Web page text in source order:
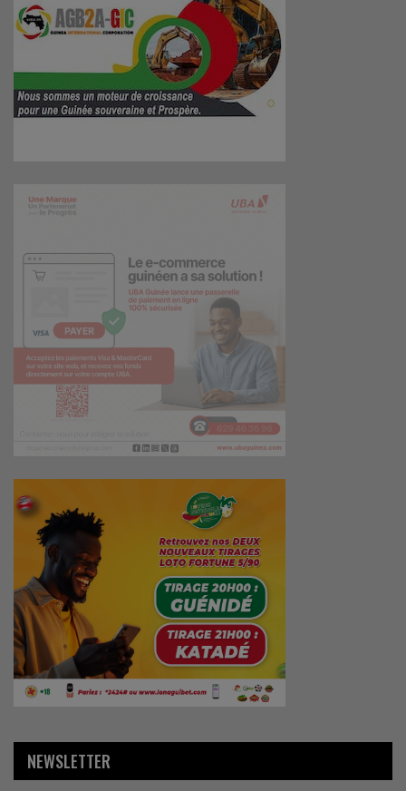
NEWSLETTER